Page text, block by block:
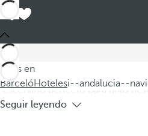
Estás en
BarcelóHotelesi--andalucia--
Hoteles en Andalucía
spa
Descubra nuestros hoteles en
Navidad, donde la Costa de
escenario perfecto para unas
Seguir leyendo